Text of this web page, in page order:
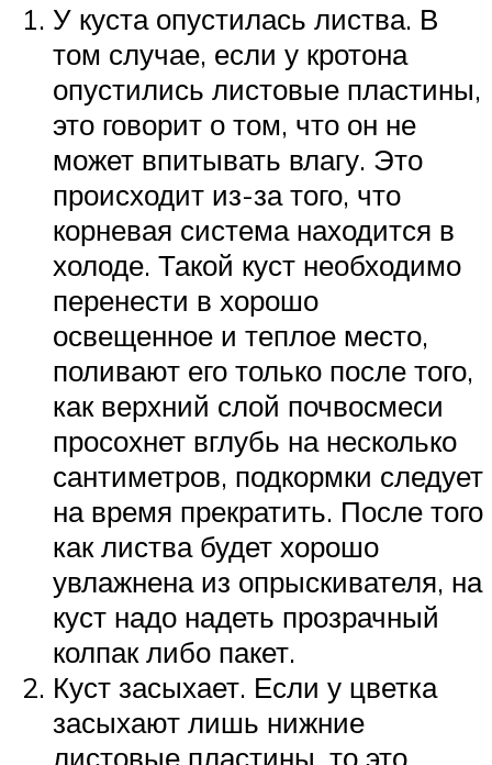
У куста опустилась листва. В
том случае, если у кротона
опустились листовые пластины,
это говорит о том, что он не
может впитывать влагу. Это
происходит из-за того, что
корневая система находится в
холоде. Такой куст необходимо
перенести в хорошо
освещенное и теплое место,
поливают его только после того,
как верхний слой почвосмеси
просохнет вглубь на несколько
сантиметров, подкормки следует
на время прекратить. После того
как листва будет хорошо
увлажнена из опрыскивателя, на
куст надо надеть прозрачный
колпак либо пакет.
Куст засыхает. Если у цветка
засыхают лишь нижние
листовые пластины, то это